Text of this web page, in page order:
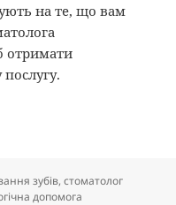
на те, що вам
отримати
того, що вам
зубів,стоматолог
допомога